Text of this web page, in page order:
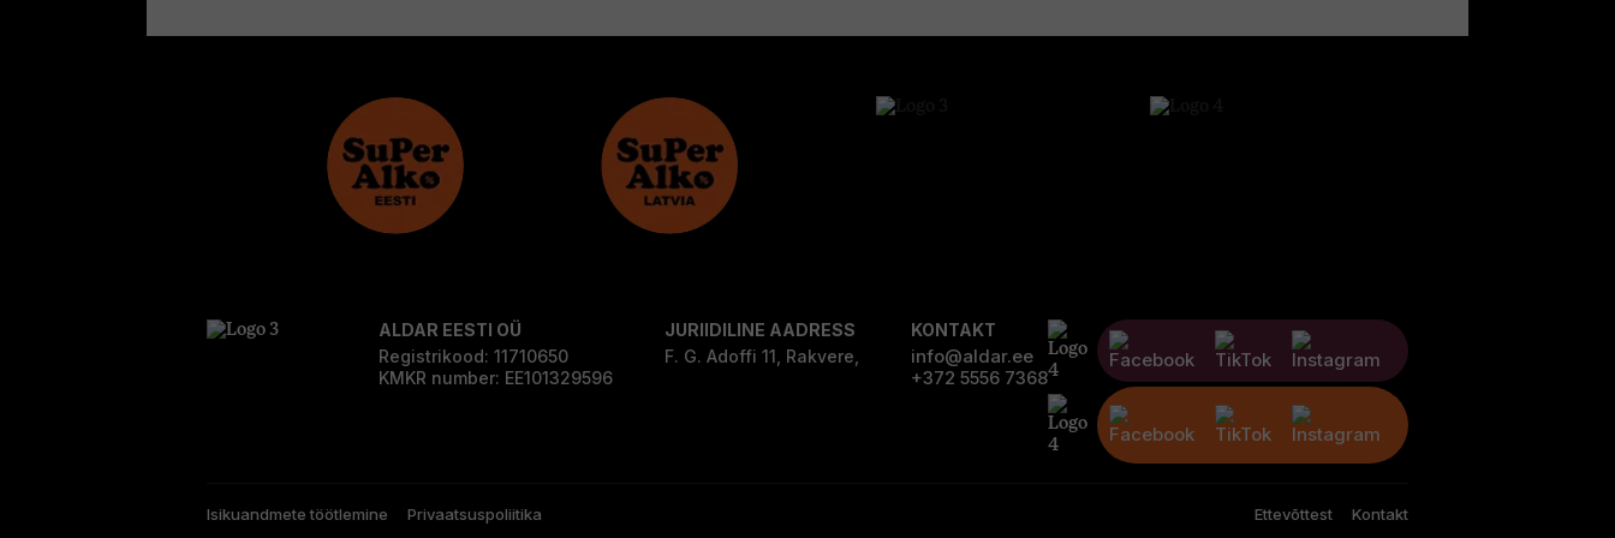
ALDAR EESTI OÜ
Registrikood: 11710650
KMKR number: EE101329596
JURIIDILINE AADRESS
F. G. Adoffi 11, Rakvere,
KONTAKT
info@aldar.ee
+372 5556 7368
Isikuandmete töötlemine Privaatsuspoliitika Ettevõttest Kontakt